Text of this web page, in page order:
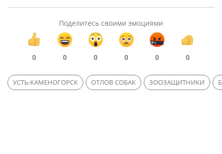
Поделитесь своими эмоциями
0 0 0 0 0 0
УСТЬ-КАМЕНОГОРСК ОТЛОВ СОБАК ЗООЗАЩИТНИКИ